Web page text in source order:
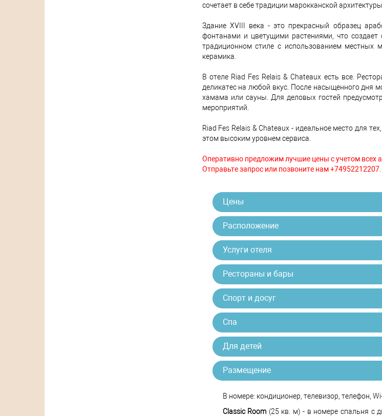
сочетает в себе традиции марокканской
Здание XVIII века - это прекрасный образец
фонтанами и цветущими растениями, что
традиционном стиле с использованием местных
керамика.
В отеле Riad Fes Relais & Chateaux есть все.
деликатес на любой вкус. После насыщенного дня
хамама или сауны. Для деловых гостей
мероприятий.
Riad Fes Relais & Chateaux - идеальное место для
этом высоким уровнем сервиса.
Оперативно предложим лучшие цены с учетом всех
Отправьте запрос или позвоните нам +74952212207.
Цены
Расположение
Услуги отеля
Рестораны и бары
Спорт и досуг
Спа
Для детей
Размещение
В номере: кондиционер, телевизор, телефон,
Classic Room (25 кв. м) - в номере спальня с